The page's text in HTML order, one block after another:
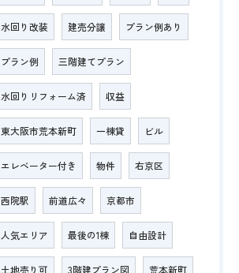
水回り改装 建売分譲 プラン例あり
プラン例 三階建てプラン
水回りリフォーム済 収益
東大阪市荒本新町 一棟貸 ビル
エレベーター付き 物件 右京区
西院駅 前道広々 京都市
人気エリア 最後の1棟 自由設計
土地売り可 3階建プラン図 荒本新町